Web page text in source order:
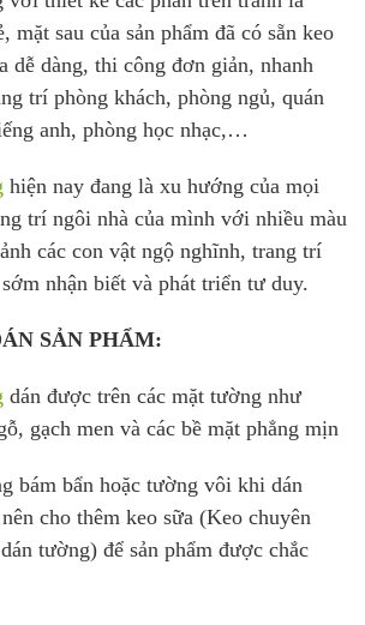
mặt sau của sản phẩm đã có sẵn keo
dễ dàng, thi công đơn giản, nhanh
trí phòng khách, phòng ngủ, quán
anh, phòng học nhạc,…
hiện nay đang là xu hướng của mọi
trí ngôi nhà của mình với nhiều màu
các con vật ngộ nghĩnh, trang trí
nhận biết và phát triển tư duy.
SẢN PHẨM:
dán được trên các mặt tường như
gạch men và các bề mặt phẳng mịn
bám bẩn hoặc tường vôi khi dán
cho thêm keo sữa (Keo chuyên
tường) để sản phẩm được chắc